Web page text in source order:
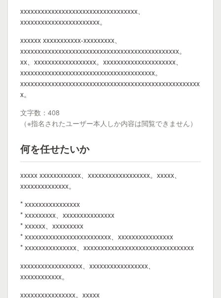
xxxxxxxxxxxxxxxxxxxxxxxxxxxxxxxxxx、
xxxxxxxxxxxxxxxxxxxxxxx。
xxxxxx xxxxxxxxxxx-xxxxxxxxx、
xxxxxxxxxxxxxxxxxxxxxxxxxxxxxxxxxxxxxxxxxxxxxx。
xx、xxxxxxxxxxxxxxxxxx。xxxxxxxxxxxxxxxxxxxxx、
xxxxxxxxxxxxxxxxxxxxxxxxxxxxxxxxxxxxxxx。
xxxxxxxxxxxxxxxxxxxxxxxxxxxxxxxxxxxxxxxxxxxxxxxxxxxx
x。
文字数：408
（※指名されたユーザー本人しか内容は閲覧できません）
何を任せたいか
xxxxx xxxxxxxxxxxx、xxxxxxxxxxxxxxxxxx。xxxxx、
xxxxxxxxxxxxxx。
* xxxxxxxxxxxxxxxx
* xxxxxxxxx、xxxxxxxxxxxxxxx
* xxxxxx、xxxxxxxxx
* xxxxxxxxxxxxxxxxxxxxxxxxx、xxxxxxxxxxxxxxxx
* xxxxxxxxxxxxxxx、xxxxxxxxxxxxxxxxxxxxxxxxxxxxxxxx
xxxxxxxxxxxxxxxxxx、xxxxxxxxxxxxxxxxx、
xxxxxxxxxxxx。
xxxxxxxxxxxxxxxx。xxxxx